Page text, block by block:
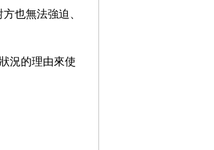
也無法強迫、
況的理由來使